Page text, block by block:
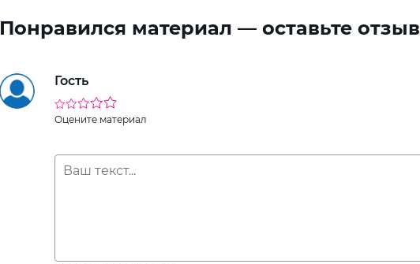
Понравился материал — оставьте отзыв
Гость
Оцените материал